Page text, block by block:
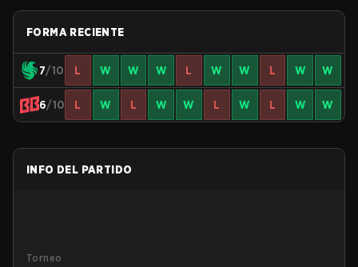
FORMA RECIENTE
7/10 L W W W L W W L W W
6/10 L W L W W L W L W W
INFO DEL PARTIDO
Torneo